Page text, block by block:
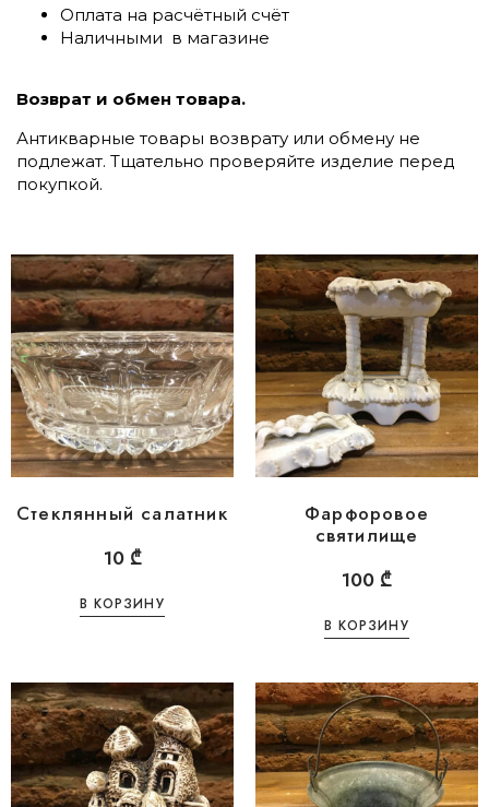
Оплата на расчётный счёт
Наличными в магазине
Возврат и обмен товара.
Антикварные товары возврату или обмену не
подлежат. Тщательно проверяйте изделие перед
покупкой.
Стеклянный салатник
10 ₾
В КОРЗИНУ
Фарфоровое
святилище
100 ₾
В КОРЗИНУ